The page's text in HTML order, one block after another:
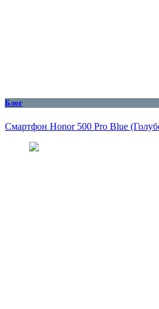
Блог
Смартфон Honor 500 Pro Blue